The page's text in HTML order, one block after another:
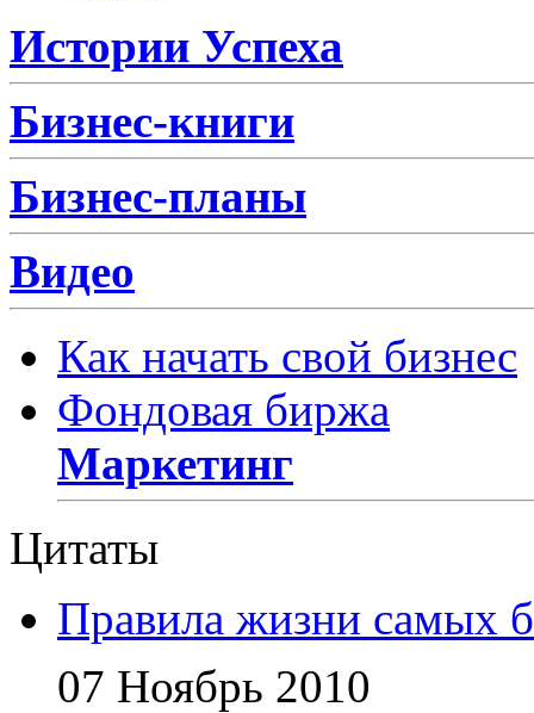
Истории Успеха
Бизнес-книги
Бизнес-планы
Видео
Как начать свой бизнес
Фондовая биржа
Маркетинг
Цитаты
Правила жизни самых
07 Ноябрь 2010